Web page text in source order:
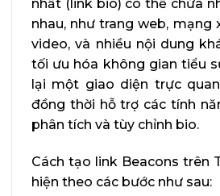
nhất (link bio) có thể chứa
nhau, như trang web, mạng
video, và nhiều nội dung
tối ưu hóa không gian tiểu
lại một giao diện trực
đồng thời hỗ trợ các tính
phân tích và tùy chỉnh bio.
Cách tạo link Beacons trên
hiện theo các bước như sau: